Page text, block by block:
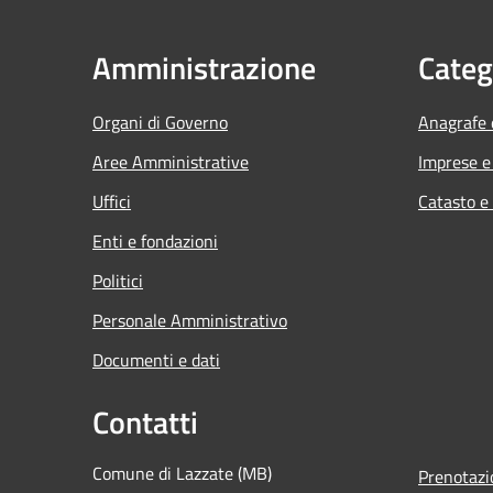
Amministrazione
Organi di Governo
Aree Amministrative
Uffici
Enti e fondazioni
Politici
Personale Amministrativo
Documenti e dati
Imprese
Catasto
Contatti
Comune di Lazzate (MB)